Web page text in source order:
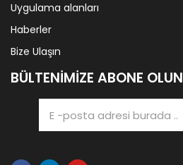
Uygulama alanları
Haberler
Bize Ulaşın
BÜLTENIMIZE ABONE OLUN